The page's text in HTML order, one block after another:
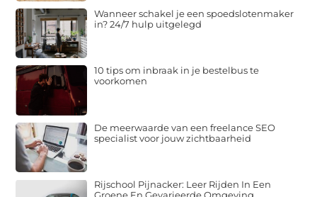
Wanneer schakel je een spoedslotenmaker
in? 24/7 hulp uitgelegd
10 tips om inbraak in je bestelbus te
voorkomen
De meerwaarde van een freelance SEO
specialist voor jouw zichtbaarheid
Rijschool Pijnacker: Leer Rijden In Een